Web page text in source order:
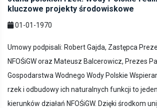
kluczowe projekty środowiskowe
01-01-1970
Umowy podpisali: Robert Gajda, Zastępca
NFOŚiGW oraz Mateusz Balcerowicz, Prezes
Gospodarstwa Wodnego Wody Polskie
rzek i odbudowy ich naturalnych funkcji to
kierunków działań NFOŚiGW. Dzięki środkom